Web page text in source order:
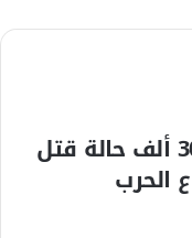
النائب العام تكشف: توثيق 30 ألف حالة قتل